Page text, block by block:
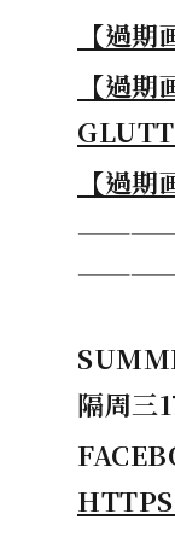
【過
【過
【過
隔周三